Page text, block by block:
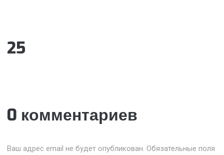
25
0 комментариев
Ваш адрес email не будет опубликован. Обязательные поля